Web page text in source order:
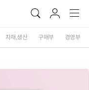
자재,생산 구매부 경영부